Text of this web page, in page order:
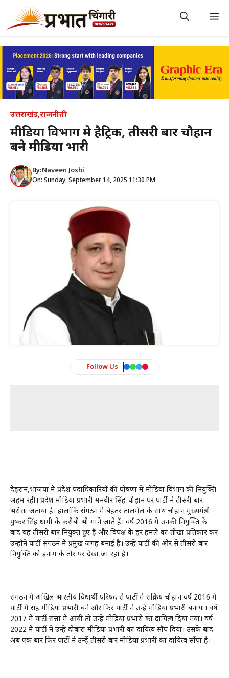
content
उत्तराखंड,राजनीती
मीडिया विभाग मे हैट्रिक, तीसरी बार चौहान
बने मीडिया प्रभारी
By:Naveen Joshi
On: Sunday, September 14, 2025 11:30 PM
Follow Us
देहरादून,भाजपा मे प्रदेश पदाधिकारियों की घोषणा मे मीडिया विभाग की नियुक्ति
अहम रही। प्रदेश मीडिया प्रभारी मनवीर सिंह चौहान पर पार्टी ने तीसरी बार
भरोसा जताया है। हालांकि संगठन मे बेहतर तालमेल के साथ चौहान मुख्यमंत्री
पुष्कर सिंह धामी के करीबी भी माने जाते हैं। वर्ष 2016 मे उनकी नियुक्ति के
बाद वह तीसरी बार नियुक्त हुए हैं और विपक्ष के हर हमले का तीखा प्रतिकार कर
उन्होंने पार्टी संगठन मे प्रमुख जगह बनाई है। उन्हे पार्टी की ओर से तीसरी बार
नियुक्ति को इनाम के तौर पर देखा जा रहा है।
संगठन मे अखिल भारतीय विधार्थी परिषद से पार्टी मे सक्रिय चौहान वर्ष 2016 मे
पार्टी मे सह मीडिया प्रभारी बने और फिर पार्टी ने उन्हे मीडिया प्रभारी बनाया। वर्ष
2017 मे पार्टी सत्ता मे आयी तो उन्हे मीडिया प्रभारी का दायित्व दिया गया। वर्ष
2022 मे पार्टी ने उन्हे दोबारा मीडिया प्रभारी का दायित्व सौंप दिया। उसके बाद
अब एक बार फिर पार्टी ने उन्हें तीसरी बार मीडिया प्रभारी का दायित्व सौंपा है।